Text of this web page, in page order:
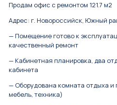
Продам офис с ремонтом 121.7 м2
Адрес: г. Новороссийск, Южный
— Помещение готово к
качественный ремонт
— Кабинетная планировка, два
кабинета
— Оборудована комната отдыха
мебель, техника)